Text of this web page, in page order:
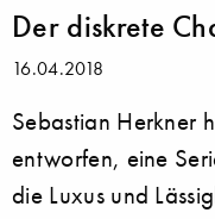
Der diskrete
16.04.2018
Sebastian Herkner
entworfen, eine
die Luxus und